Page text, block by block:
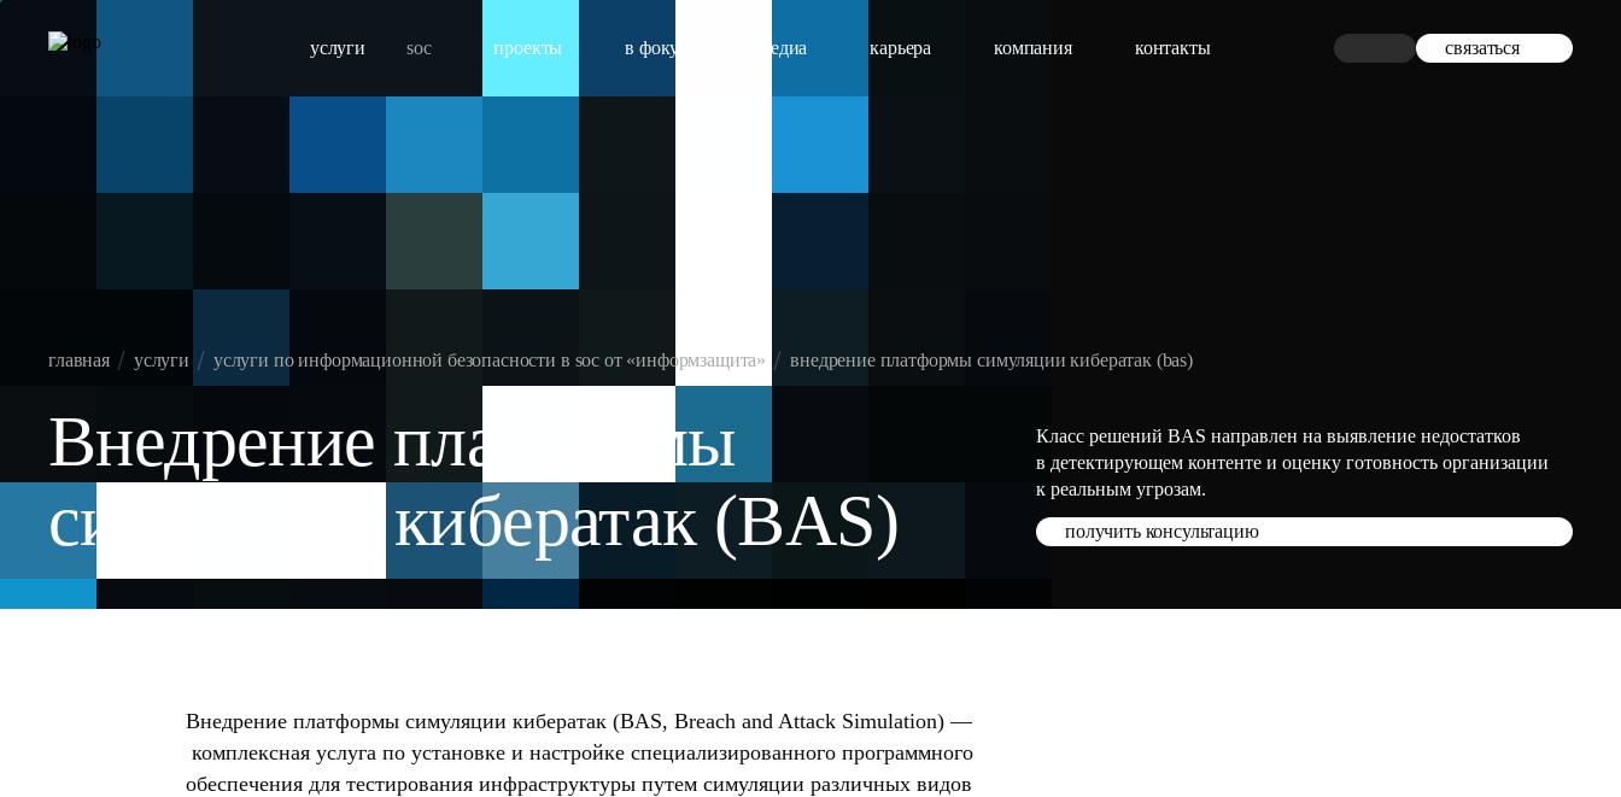
услуги soc проекты в фокусе медиа карьера компания контакты связаться
главная услуги услуги по информационной безопасности в soc от «информзащита» внедрение платформы симуляции кибератак (bas)
Внедрение платформы
симуляции кибератак (BAS)
Класс решений BAS направлен на выявление недостатков
в детектирующем контенте и оценку готовность организации
к реальным угрозам.
получить консультацию
Внедрение платформы симуляции кибератак (BAS, Breach and Attack Simulation) —
комплексная услуга по установке и настройке специализированного программного
обеспечения для тестирования инфраструктуры путем симуляции различных видов